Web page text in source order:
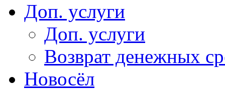
Доп. услуги
Доп. услуги
Возврат денежных
Новосёл